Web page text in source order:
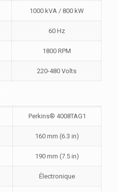
1000 kVA / 800 kW
60 Hz
1800 RPM
220-480 Volts
Perkins® 4008TAG1
160 mm (6.3 in)
190 mm (7.5 in)
Électronique